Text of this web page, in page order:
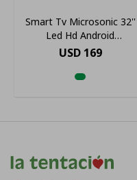
Smart Tv Microsonic 32''
Led Hd Android
Leddgsm32b1
USD 169